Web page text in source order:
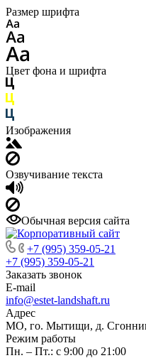
Размер шрифта
Цвет фона и шрифта
Изображения
Озвучивание текста
Обычная версия сайта
+7 (995) 359-05-21
+7 (995) 359-05-21
Заказать звонок
E-mail
info@estet-landshaft.ru
Адрес
МО, го. Мытищи, д.
Режим работы
Пн. – Пт.: с 9:00 до 21:00